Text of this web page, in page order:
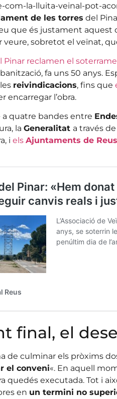
com-la-lluita-veinal-pot-
de les torres del
que és justament aquest
sobretot el veïnat,
Pinar reclamen el
fa uns 50 anys.
reivindicacions, fins que
encarregar l’obra.
quatre bandes entre
la Generalitat a través
i els Ajuntaments de
final, el
de culminar els pròxims
el conveni«. En aquell
quedés executada. Tot i
en un termini no